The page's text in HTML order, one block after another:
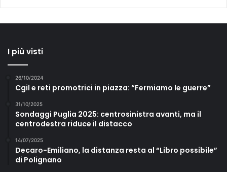
I più visti
26/10/2024
Cgil e reti promotrici in piazza: “Fermiamo le guerre”
31/10/2025
Sondaggi Puglia 2025: centrosinistra avanti, ma il
centrodestra riduce il distacco
14/07/2025
Decaro-Emiliano, la distanza resta al “Libro possibile”
di Polignano